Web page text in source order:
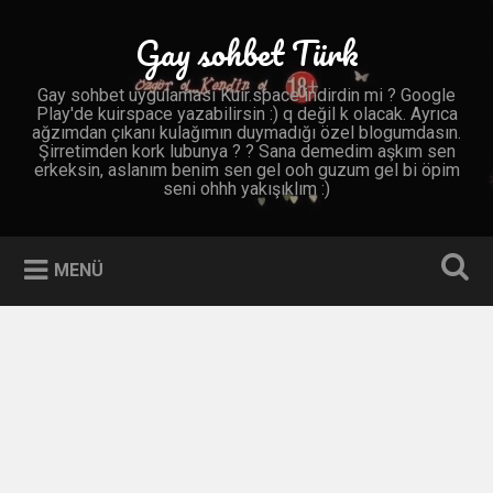
Gay sohbet Türk
Gay sohbet uygulaması Kuir.space indirdin mi ? Google
Play'de kuirspace yazabilirsin :) q değil k olacak. Ayrıca
ağzımdan çıkanı kulağımın duymadığı özel blogumdasın.
Şirretimden kork lubunya ? ? Sana demedim aşkım sen
erkeksin, aslanım benim sen gel ooh guzum gel bi öpim
seni ohhh yakışıklım :)
MENÜ